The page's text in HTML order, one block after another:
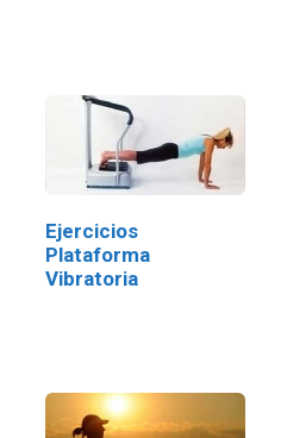
Ejercicios
Plataforma
Vibratoria